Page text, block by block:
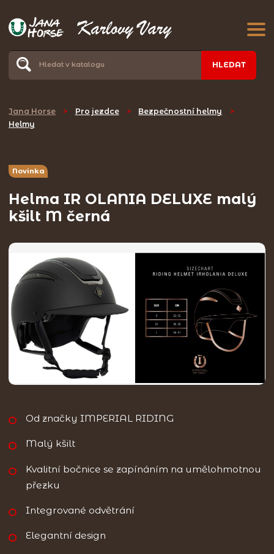
HLEDAT
Jana Horse > Pro jezdce > Bezpečnostní helmy
>
Helmy
Novinka
Helma IR OLANIA DELUXE malý
kšilt M černá
Od značky IMPERIAL RIDING
Malý kšilt
Kvalitní bočnice se zapínáním na umělohmotnou
přezku
Integrované odvětrání
Elegantní design